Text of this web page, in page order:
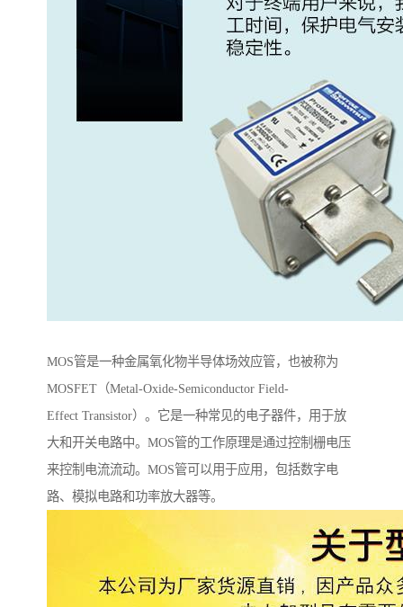
MOS管是一种金属氧化物半导体场效应管，也被称为
MOSFET（Metal-Oxide-Semiconductor Field-
Effect Transistor）。它是一种常见的电子器件，用于放
大和开关电路中。MOS管的工作原理是通过控制栅电压
来控制电流流动。MOS管可以用于应用，包括数字电
路、模拟电路和功率放大器等。